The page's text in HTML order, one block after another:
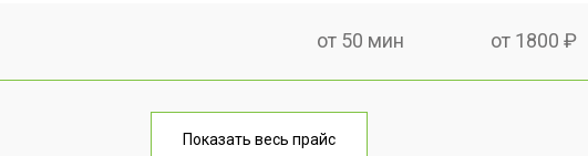
от 50 мин от 1800 ₽
от 100 мин
Показать весь прайс